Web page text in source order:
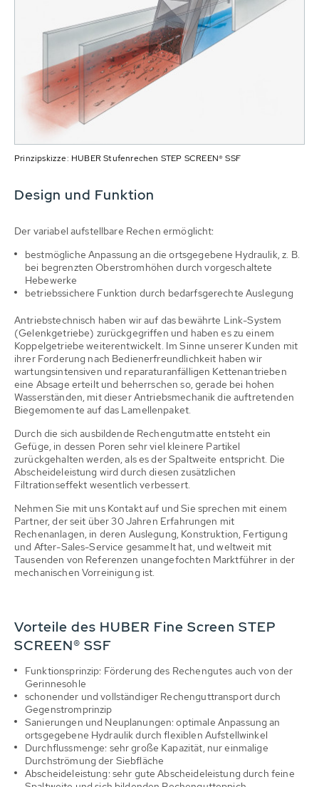
Prinzipskizze: HUBER Stufenrechen STEP SCREEN® SSF
Design und Funktion
Der variabel aufstellbare Rechen ermöglicht:
bestmögliche Anpassung an die ortsgegebene Hydraulik, z. B.
bei begrenzten Oberstromhöhen durch vorgeschaltete
Hebewerke
betriebssichere Funktion durch bedarfsgerechte Auslegung
Antriebstechnisch haben wir auf das bewährte Link-System
(Gelenkgetriebe) zurückgegriffen und haben es zu einem
Koppelgetriebe weiterentwickelt. Im Sinne unserer Kunden mit
ihrer Forderung nach Bedienerfreundlichkeit haben wir
wartungsintensiven und reparaturanfälligen Kettenantrieben
eine Absage erteilt und beherrschen so, gerade bei hohen
Wasserständen, mit dieser Antriebsmechanik die auftretenden
Biegemomente auf das Lamellenpaket.
Durch die sich ausbildende Rechengutmatte entsteht ein
Gefüge, in dessen Poren sehr viel kleinere Partikel
zurückgehalten werden, als es der Spaltweite entspricht. Die
Abscheideleistung wird durch diesen zusätzlichen
Filtrationseffekt wesentlich verbessert.
Nehmen Sie mit uns Kontakt auf und Sie sprechen mit einem
Partner, der seit über 30 Jahren Erfahrungen mit
Rechenanlagen, in deren Auslegung, Konstruktion, Fertigung
und After-Sales-Service gesammelt hat, und weltweit mit
Tausenden von Referenzen unangefochten Marktführer in der
mechanischen Vorreinigung ist.
Vorteile des HUBER Fine Screen STEP
SCREEN® SSF
Funktionsprinzip: Förderung des Rechengutes auch von der
Gerinnesohle
schonender und vollständiger Rechenguttransport durch
Gegenstromprinzip
Sanierungen und Neuplanungen: optimale Anpassung an
ortsgegebene Hydraulik durch flexiblen Aufstellwinkel
Durchflussmenge: sehr große Kapazität, nur einmalige
Durchströmung der Siebfläche
Abscheideleistung: sehr gute Abscheideleistung durch feine